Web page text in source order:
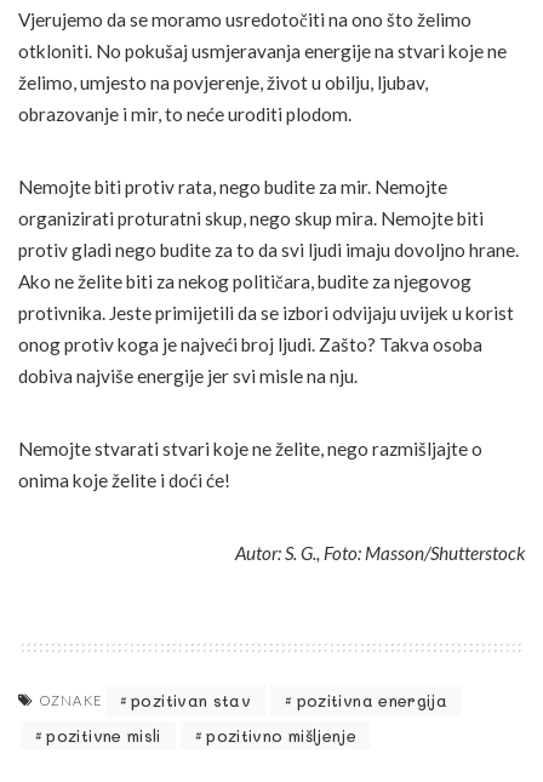
Vjerujemo da se moramo usredotočiti na ono što želimo
otkloniti. No pokušaj usmjeravanja energije na stvari koje ne
želimo, umjesto na povjerenje, život u obilju, ljubav,
obrazovanje i mir, to neće uroditi plodom.
Nemojte biti protiv rata, nego budite za mir. Nemojte
organizirati proturatni skup, nego skup mira. Nemojte biti
protiv gladi nego budite za to da svi ljudi imaju dovoljno hrane.
Ako ne želite biti za nekog političara, budite za njegovog
protivnika. Jeste primijetili da se izbori odvijaju uvijek u korist
onog protiv koga je najveći broj ljudi. Zašto? Takva osoba
dobiva najviše energije jer svi misle na nju.
Nemojte stvarati stvari koje ne želite, nego razmišljajte o
onima koje želite i doći će!
Autor: S. G., Foto: Masson/Shutterstock
OZNAKE pozitivan stav
pozitivna energija
pozitivne misli
pozitivno mišljenje